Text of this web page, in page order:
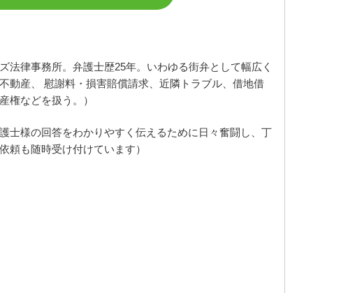
ズ法律事務所。弁護士歴25年。いわゆる街弁として幅広く
動産、 慰謝料・損害賠償請求、近隣トラブル、借地借
権などを扱う。）
士様の回答をわかりやすく伝えるために日々奮闘し、丁
頼も随時受け付けています）